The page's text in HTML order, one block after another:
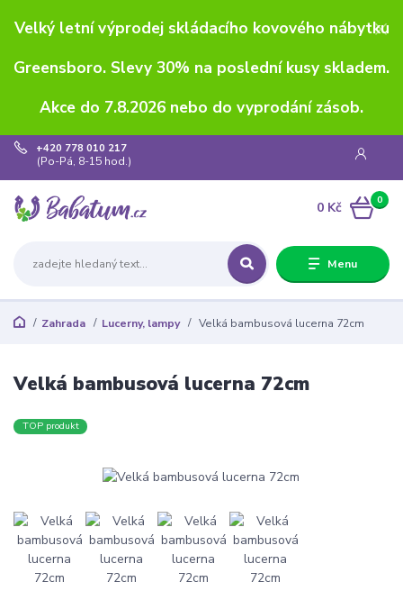
Velký letní výprodej skládacího kovového nábytku
Greensboro. Slevy 30% na poslední kusy skladem.
Akce do 7.8.2026 nebo do vyprodání zásob.
Menu
+420 778 010 217
(Po-Pá, 8-15 hod.)
0
0 Kč
Zahrada Lucerny, lampy Velká bambusová lucerna 72cm
Velká bambusová lucerna 72cm
TOP produkt